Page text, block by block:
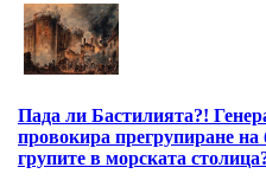
Пада ли Бастилията?!
провокира прегрупиране на
групите в морската